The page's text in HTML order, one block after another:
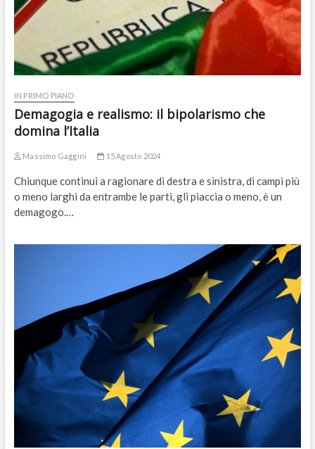
IN PRIMO PIANO
Demagogia e realismo: il bipolarismo che
domina l’Italia
Massimo Gaggini 15 Agosto 2024
Chiunque continui a ragionare di destra e sinistra, di campi più
o meno larghi da entrambe le parti, gli piaccia o meno, è un
demagogo.…